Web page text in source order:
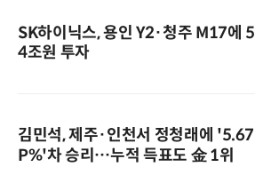
SK하이닉스, 용인 Y2·청주 M17에 5
4조원 투자
김민석, 제주·인천서 정청래에 '5.67
P%'차 승리…누적 득표도 金 1위